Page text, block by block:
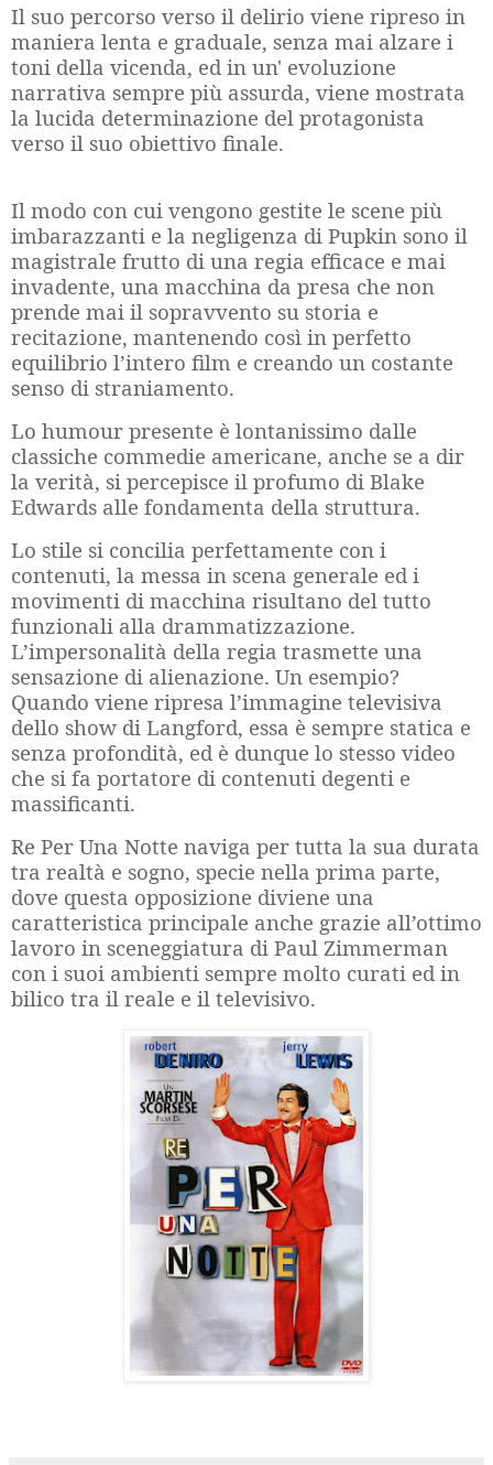
Il suo percorso verso il delirio viene ripreso in
maniera lenta e graduale, senza mai alzare i
toni della vicenda, ed in un' evoluzione
narrativa sempre più assurda, viene mostrata
la lucida determinazione del protagonista
verso il suo obiettivo finale.
Il modo con cui vengono gestite le scene più
imbarazzanti e la negligenza di Pupkin sono il
magistrale frutto di una regia efficace e mai
invadente, una macchina da presa che non
prende mai il sopravvento su storia e
recitazione, mantenendo così in perfetto
equilibrio l’intero film e creando un costante
senso di straniamento.
Lo humour presente è lontanissimo dalle
classiche commedie americane, anche se a dir
la verità, si percepisce il profumo di Blake
Edwards alle fondamenta della struttura.
Lo stile si concilia perfettamente con i
contenuti, la messa in scena generale ed i
movimenti di macchina risultano del tutto
funzionali alla drammatizzazione.
L’impersonalità della regia trasmette una
sensazione di alienazione. Un esempio?
Quando viene ripresa l’immagine televisiva
dello show di Langford, essa è sempre statica e
senza profondità, ed è dunque lo stesso video
che si fa portatore di contenuti degenti e
massificanti.
Re Per Una Notte naviga per tutta la sua durata
tra realtà e sogno, specie nella prima parte,
dove questa opposizione diviene una
caratteristica principale anche grazie all’ottimo
lavoro in sceneggiatura di Paul Zimmerman
con i suoi ambienti sempre molto curati ed in
bilico tra il reale e il televisivo.